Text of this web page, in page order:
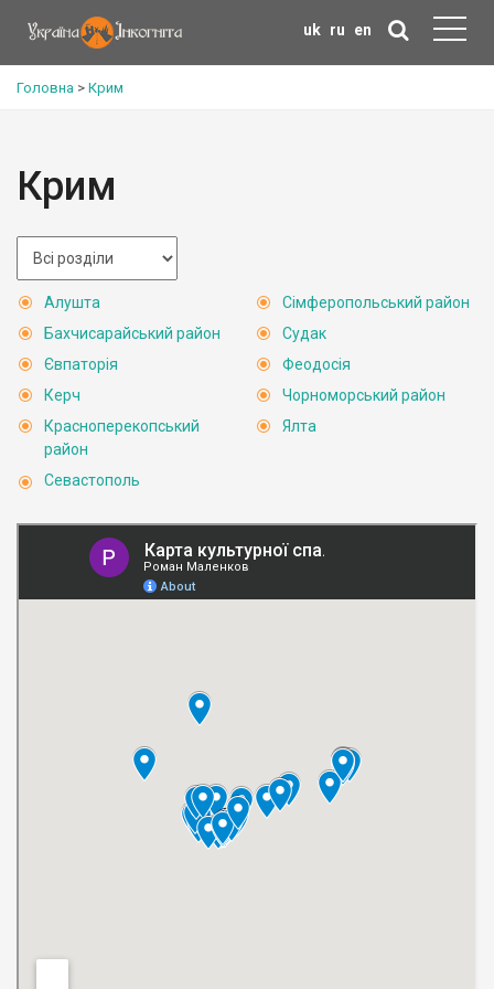
uk ru en
Головна > Крим
Крим
Алушта
Бахчисарайський район
Євпаторія
Керч
Красноперекопський
район
Севастополь
Сімферопольський район
Судак
Феодосія
Чорноморський район
Ялта